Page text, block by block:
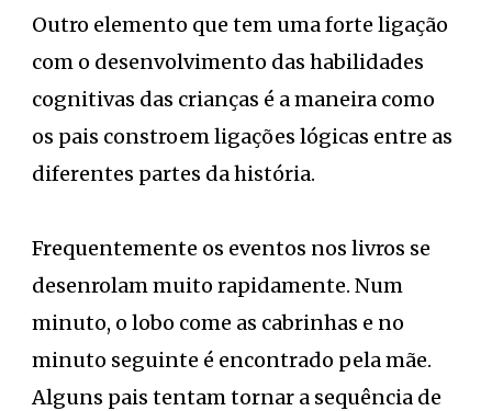
Outro elemento que tem uma forte ligação
com o desenvolvimento das habilidades
cognitivas das crianças é a maneira como
os pais constroem ligações lógicas entre as
diferentes partes da história.
Frequentemente os eventos nos livros se
desenrolam muito rapidamente. Num
minuto, o lobo come as cabrinhas e no
minuto seguinte é encontrado pela mãe.
Alguns pais tentam tornar a sequência de